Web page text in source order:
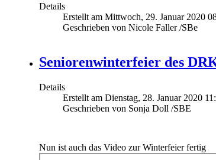
Details
Erstellt am Mittwoch, 29. Januar 2020
Geschrieben von Nicole Faller /SBe
Seniorenwinterfeier des
Details
Erstellt am Dienstag, 28. Januar 2020
Geschrieben von Sonja Doll /SBE
Nun ist auch das Video zur Winterfeier fertig